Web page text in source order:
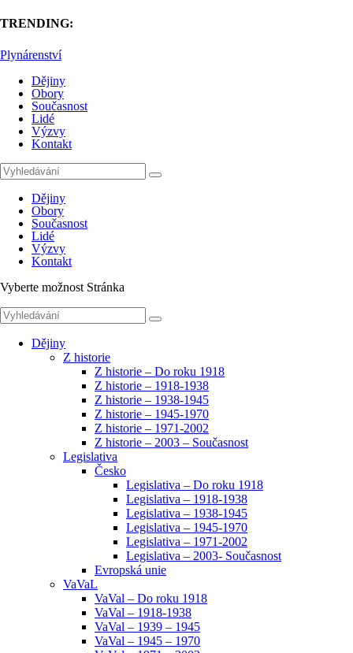
TRENDING:
Plynárenství
Dějiny
Obory
Současnost
Lidé
Výzvy
Kontakt
Dějiny
Obory
Současnost
Lidé
Výzvy
Kontakt
Vyberte možnost Stránka
Dějiny
Z historie
Z historie – Do roku 1918
Z historie – 1918-1938
Z historie – 1938-1945
Z historie – 1945-1970
Z historie – 1971-2002
Z historie – 2003 – Současnost
Legislativa
Česko
Legislativa – Do roku 1918
Legislativa – 1918-1938
Legislativa – 1938-1945
Legislativa – 1945-1970
Legislativa – 1971-2002
Legislativa – 2003- Současnost
Evropská unie
VaVaL
VaVal – Do roku 1918
VaVal – 1918-1938
VaVal – 1939 – 1945
VaVal – 1945 – 1970